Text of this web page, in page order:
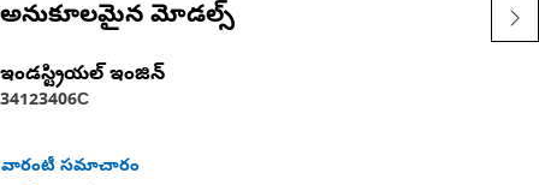
అనుకూలమైన మోడల్స్
ఇండస్ట్రియల్ ఇంజిన్
34123406C
వారంటీ సమాచారం